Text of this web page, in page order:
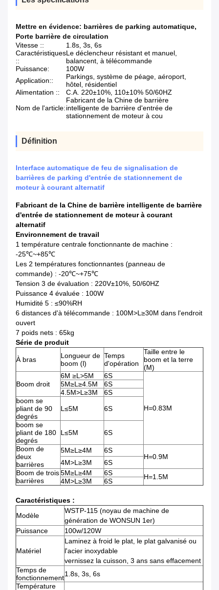
Mettre en évidence: barrières de parking automatique,
Porte barrière de circulation
Vitesse ::
1.8s, 3s, 6s
Caractéristiques
::
Le déclencheur résistant et manuel,
balancent, à télécommande
Puissance:
100W
Application::
Parkings, système de péage, aéroport,
hôtel, résidentiel
Alimentation ::
C.A. 220±10%, 110±10% 50/60HZ
Nom de l'article:
Fabricant de la Chine de barrière
intelligente de barrière d'entrée de
stationnement de moteur à cou
Définition
Interface automatique de feu de signalisation de
barrières de parking d'entrée de stationnement de
moteur à courant alternatif
Fabricant de la Chine de barrière intelligente de barrière
d'entrée de stationnement de moteur à courant
alternatif
Environnement de travail
1 température centrale fonctionnante de machine :
-25℃~+85℃
Les 2 températures fonctionnantes (panneau de
commande) : -20℃~+75℃
Tension 3 de évaluation : 220V±10%, 50/60HZ
Puissance 4 évaluée : 100W
Humidité 5 : ≤90%RH
6 distances d'à télécommande : 100M>L≥30M dans l'endroit
ouvert
7 poids nets : 65kg
Série de produit
À bras
Longueur de
boom (l)
Temps
d'opération
Taille entre le
boom et la terre
(M)
Boom droit
6M ≥L>5M 6S
H=0.83M
5M≥L≥4.5M
6S
4.5M>L≥3M
6S
boom se
pliant de 90
degrés
L≤5M 6S
boom se
pliant de 180
degrés
L≤5M 6S
Boom de
deux
barrières
5M≥L≥4M
6S
H=0.9M
4M>L≥3M
6S
Boom de trois
barrières
5M≥L≥4M 6S H=1.5M
4M>L≥3M 6S
Caractéristiques :
Modèle
WSTP-115 (noyau de machine de
génération de WONSUN 1er)
Puissance
100w/120W
Matériel
Laminez à froid le plat, le plat galvanisé ou
l'acier inoxydable
vernissez la cuisson, 3 ans sans effacement
Temps de
fonctionnement1.8s, 3s, 6s
Température